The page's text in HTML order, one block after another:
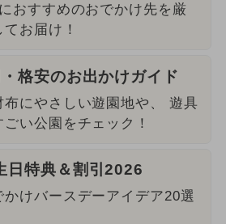
おすすめのおでかけ先を厳
てお届け！
格安のお出かけガイド
布にやさしい遊園地や、 遊具
ごい公園をチェック！
日特典＆割引2026
かけバースデーアイデア20選